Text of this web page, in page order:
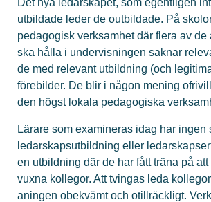
utbildade leder de outbildade. På
pedagogisk verksamhet där flera av de
ska hålla i undervisningen saknar
de med relevant utbildning (och
förebilder. De blir i någon mening
den högst lokala pedagogiska
Lärare som examineras idag har ingen
ledarskapsutbildning eller
en utbildning där de har fått träna på
vuxna kollegor. Att tvingas leda
aningen obekvämt och otillräckligt.